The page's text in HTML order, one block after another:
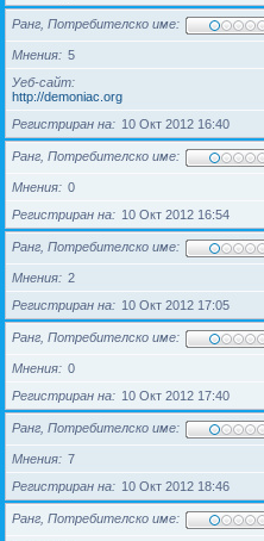
Ранг, Потребителско име
Мнения
5
Уеб-сайт
http://demoniac.org
Регистриран на
10 Окт 2012 16:40
Ранг, Потребителско име
Мнения
0
Регистриран на
10 Окт 2012 16:54
Ранг, Потребителско име
Мнения
2
Регистриран на
10 Окт 2012 17:05
Ранг, Потребителско име
Мнения
0
Регистриран на
10 Окт 2012 17:40
Ранг, Потребителско име
Мнения
7
Регистриран на
10 Окт 2012 18:46
Ранг, Потребителско име